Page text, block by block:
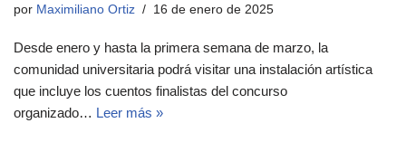
por Maximiliano Ortiz 16 de enero de 2025
Desde enero y hasta la primera semana de marzo, la
comunidad universitaria podrá visitar una instalación artística
que incluye los cuentos finalistas del concurso
organizado… Leer más »